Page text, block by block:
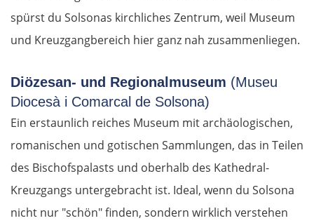
spürst du Solsonas kirchliches Zentrum, weil Museum
und Kreuzgangbereich hier ganz nah zusammenliegen.
Diözesan- und Regionalmuseum (Museu
Diocesà i Comarcal de Solsona)
Ein erstaunlich reiches Museum mit archäologischen,
romanischen und gotischen Sammlungen, das in Teilen
des Bischofspalasts und oberhalb des Kathedral-
Kreuzgangs untergebracht ist. Ideal, wenn du Solsona
nicht nur "schön" finden, sondern wirklich verstehen